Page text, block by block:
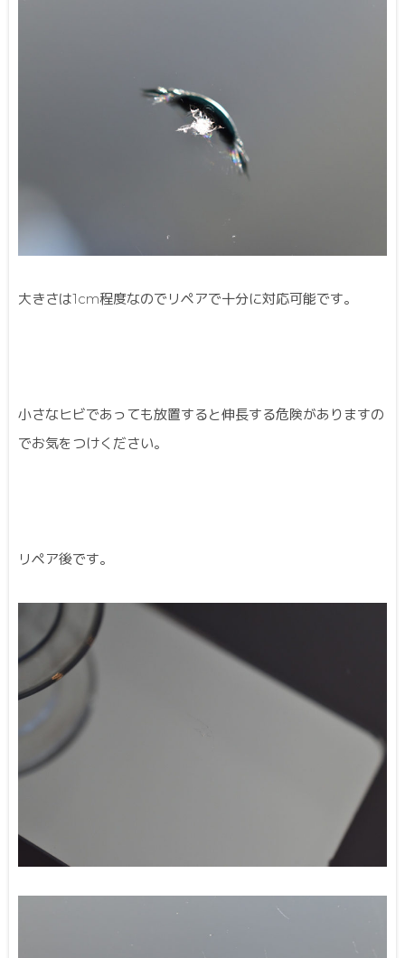
大きさは1cm程度なのでリペアで十分に対応可能です。
小さなヒビであっても放置すると伸長する危険がありますの
でお気をつけください。
リペア後です。